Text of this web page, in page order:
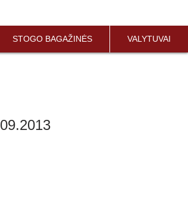
STOGO BAGAŽINĖS VALYTUVAI